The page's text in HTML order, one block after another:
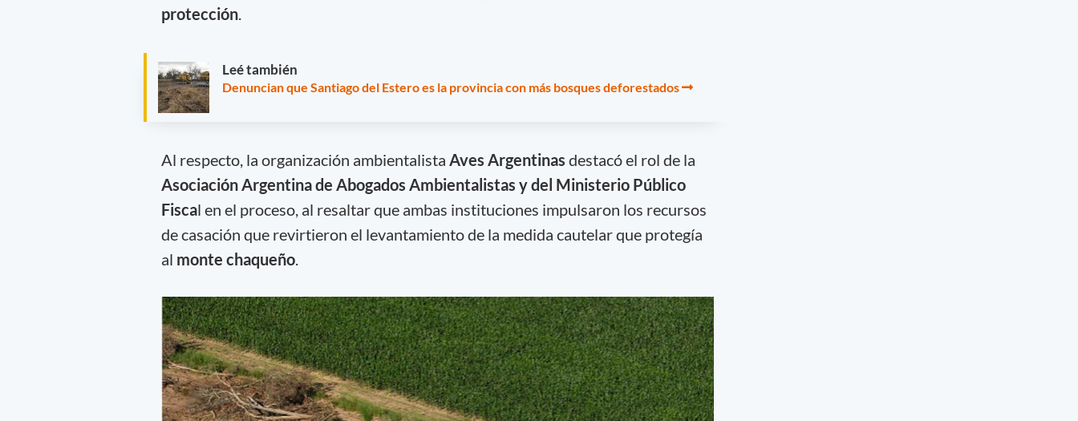
protección.
Leé también
Denuncian que Santiago del Estero es la provincia con más bosques deforestados
Al respecto, la organización ambientalista Aves Argentinas destacó el rol de la
Asociación Argentina de Abogados Ambientalistas y del Ministerio Público
Fiscal en el proceso, al resaltar que ambas instituciones impulsaron los recursos
de casación que revirtieron el levantamiento de la medida cautelar que protegía
al monte chaqueño.